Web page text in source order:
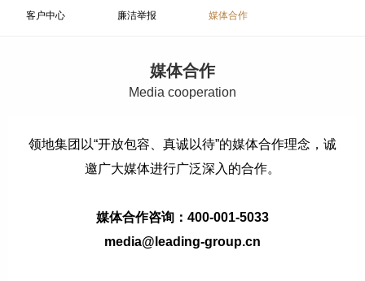
客户中心 廉洁举报 媒体合作
媒体合作
Media cooperation
领地集团以“开放包容、真诚以待”的媒体合作理念，诚
邀广大媒体进行广泛深入的合作。
媒体合作咨询：400-001-5033
media@leading-group.cn